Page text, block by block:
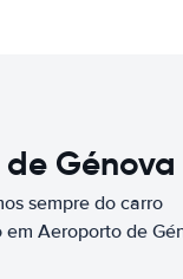
Génova
sempre do carro
Aeroporto de